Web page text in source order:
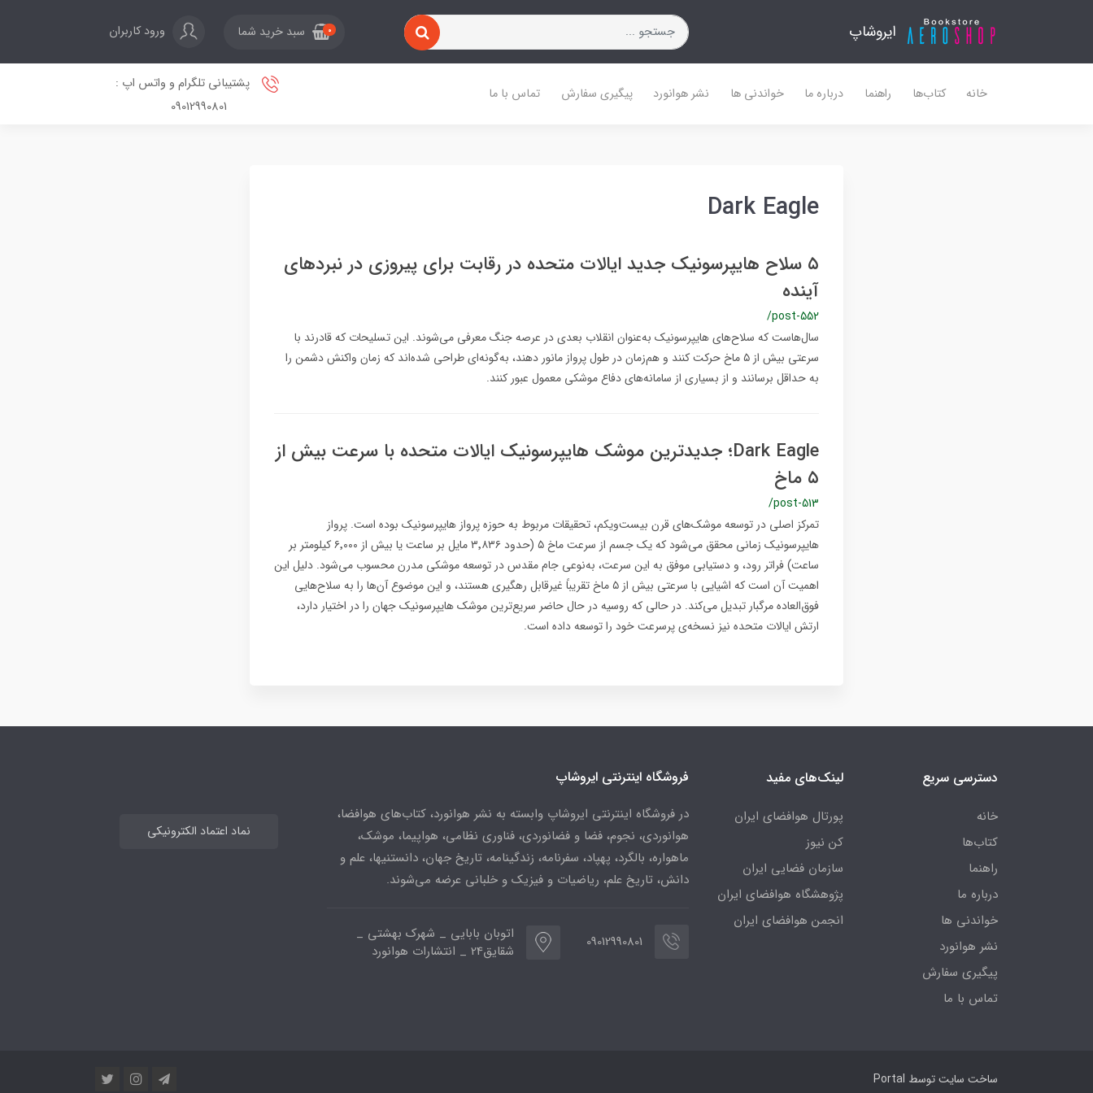
ایروشاپ 0 سبد خرید شما ورود کاربران
خانه کتاب‌ها راهنما درباره ما خواندنی ها نشر هوانورد پیگیری سفارش تماس با ما
پشتیبانی تلگرام و واتس اپ :
09012990801
Dark Eagle
۵ سلاح هایپرسونیک جدید ایالات متحده در رقابت برای پیروزی در نبردهای
آینده
/post-552
سال‌هاست که سلاح‌های هایپرسونیک به‌عنوان انقلاب بعدی در عرصه جنگ معرفی می‌شوند. این تسلیحات که قادرند با
سرعتی بیش از ۵ ماخ حرکت کنند و هم‌زمان در طول پرواز مانور دهند، به‌گونه‌ای طراحی شده‌اند که زمان واکنش دشمن را
به حداقل برسانند و از بسیاری از سامانه‌های دفاع موشکی معمول عبور کنند.
Dark Eagle؛ جدیدترین موشک هایپرسونیک ایالات متحده با سرعت بیش از
۵ ماخ
/post-513
تمرکز اصلی در توسعه موشک‌های قرن بیست‌ویکم، تحقیقات مربوط به حوزه پرواز هایپرسونیک بوده است. پرواز
هایپرسونیک زمانی محقق می‌شود که یک جسم از سرعت ماخ ۵ (حدود ۳٬۸۳۶ مایل بر ساعت یا بیش از ۶٬۰۰۰ کیلومتر بر
ساعت) فراتر رود، و دستیابی موفق به این سرعت، به‌نوعی جام مقدس در توسعه موشکی مدرن محسوب می‌شود. دلیل این
اهمیت آن است که اشیایی با سرعتی بیش از ۵ ماخ تقریباً غیرقابل رهگیری هستند، و این موضوع آن‌ها را به سلاح‌هایی
فوق‌العاده مرگبار تبدیل می‌کند. در حالی که روسیه در حال حاضر سریع‌ترین موشک هایپرسونیک جهان را در اختیار دارد،
ارتش ایالات متحده نیز نسخه‌ی پرسرعت خود را توسعه داده است.
دسترسی سریع
خانه
کتاب‌ها
راهنما
درباره ما
خواندنی ها
نشر هوانورد
پیگیری سفارش
تماس با ما
لینک‌های مفید
پورتال هوافضای ایران
کن نیوز
سازمان فضایی ایران
پژوهشگاه هوافضای ایران
انجمن هوافضای ایران
فروشگاه اینترنتی ایروشاپ
در فروشگاه اینترنتی ایروشاپ وابسته به نشر هوانورد، کتاب‌های هوافضا،
هوانوردی، نجوم، فضا و فضانوردی، فناوری نظامی، هواپیما، موشک،
ماهواره، بالگرد، پهپاد، سفرنامه، زندگینامه، تاریخ جهان، دانستنیها، علم و
دانش، تاریخ علم، ریاضیات و فیزیک و خلبانی عرضه می‌شوند.
09012990801
اتوبان بابایی _ شهرک بهشتی _
شقایق24 _ انتشارات هوانورد
نماد اعتماد الکترونیکی
ساخت سایت توسط Portal